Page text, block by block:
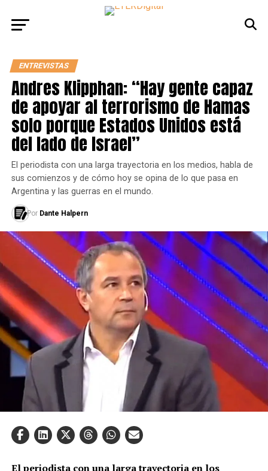
ENTREVISTAS
Andres Klipphan: “Hay gente capaz
de apoyar al terrorismo de Hamas
solo porque Estados Unidos está
del lado de Israel”
El periodista con una larga trayectoria en los medios, habla de
sus comienzos y de cómo hoy se opina de lo que pasa en
Argentina y las guerras en el mundo.
Por Dante Halpern
El periodista con una larga trayectoria en los